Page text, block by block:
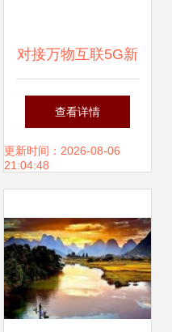
对接万物互联5G新
时代 广西企业发
布“混沌数据”项
新浪潮
查看详情
更新时间：2026-08-06
21:04:48